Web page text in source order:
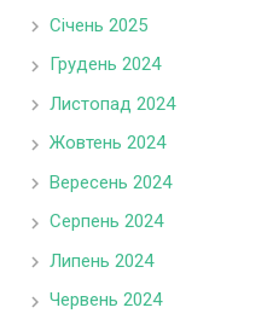
Січень 2025
Грудень 2024
Листопад 2024
Жовтень 2024
Вересень 2024
Серпень 2024
Липень 2024
Червень 2024